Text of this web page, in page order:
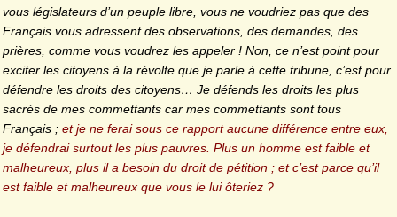
vous législateurs d’un peuple libre, vous ne voudriez pas que des
Français vous adressent des observations, des demandes, des
prières, comme vous voudrez les appeler ! Non, ce n’est point pour
exciter les citoyens à la révolte que je parle à cette tribune, c’est pour
défendre les droits des citoyens… Je défends les droits les plus
sacrés de mes commettants car mes commettants sont tous
Français ; et je ne ferai sous ce rapport aucune différence entre eux,
je défendrai surtout les plus pauvres. Plus un homme est faible et
malheureux, plus il a besoin du droit de pétition ; et c’est parce qu’il
est faible et malheureux que vous le lui ôteriez ?